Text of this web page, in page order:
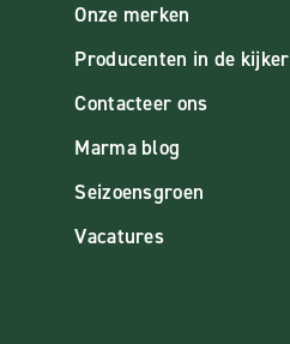
Onze merken
Producenten in de kijker
Contacteer ons
Marma blog
Seizoensgroen
Vacatures